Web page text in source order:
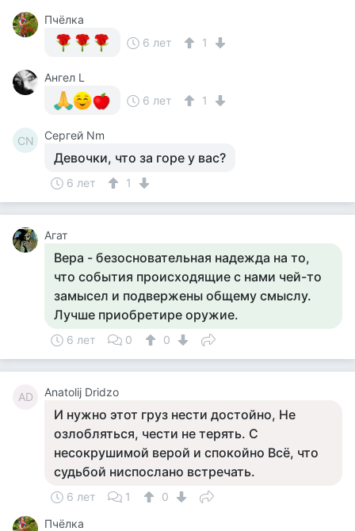
Пчёлка
6 лет
1
Ангел L
6 лет
1
СN Сергей Nm
Девочки, что за горе у вас?
6 лет 1
Агат
Вера - безосновательная надежда на то,
что события происходящие с нами чей-то
замысел и подвержены общему смыслу.
Лучше приобретире оружие.
6 лет 0 0
AD Anatolij Dridzo
И нужно этот груз нести достойно, Не
озлобляться, чести не терять. С
несокрушимой верой и спокойно Всё, что
судьбой ниспослано встречать.
6 лет 1
0
Пчёлка